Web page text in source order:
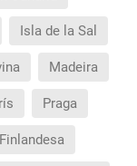
Isla de la Sal
Madeira
Praga